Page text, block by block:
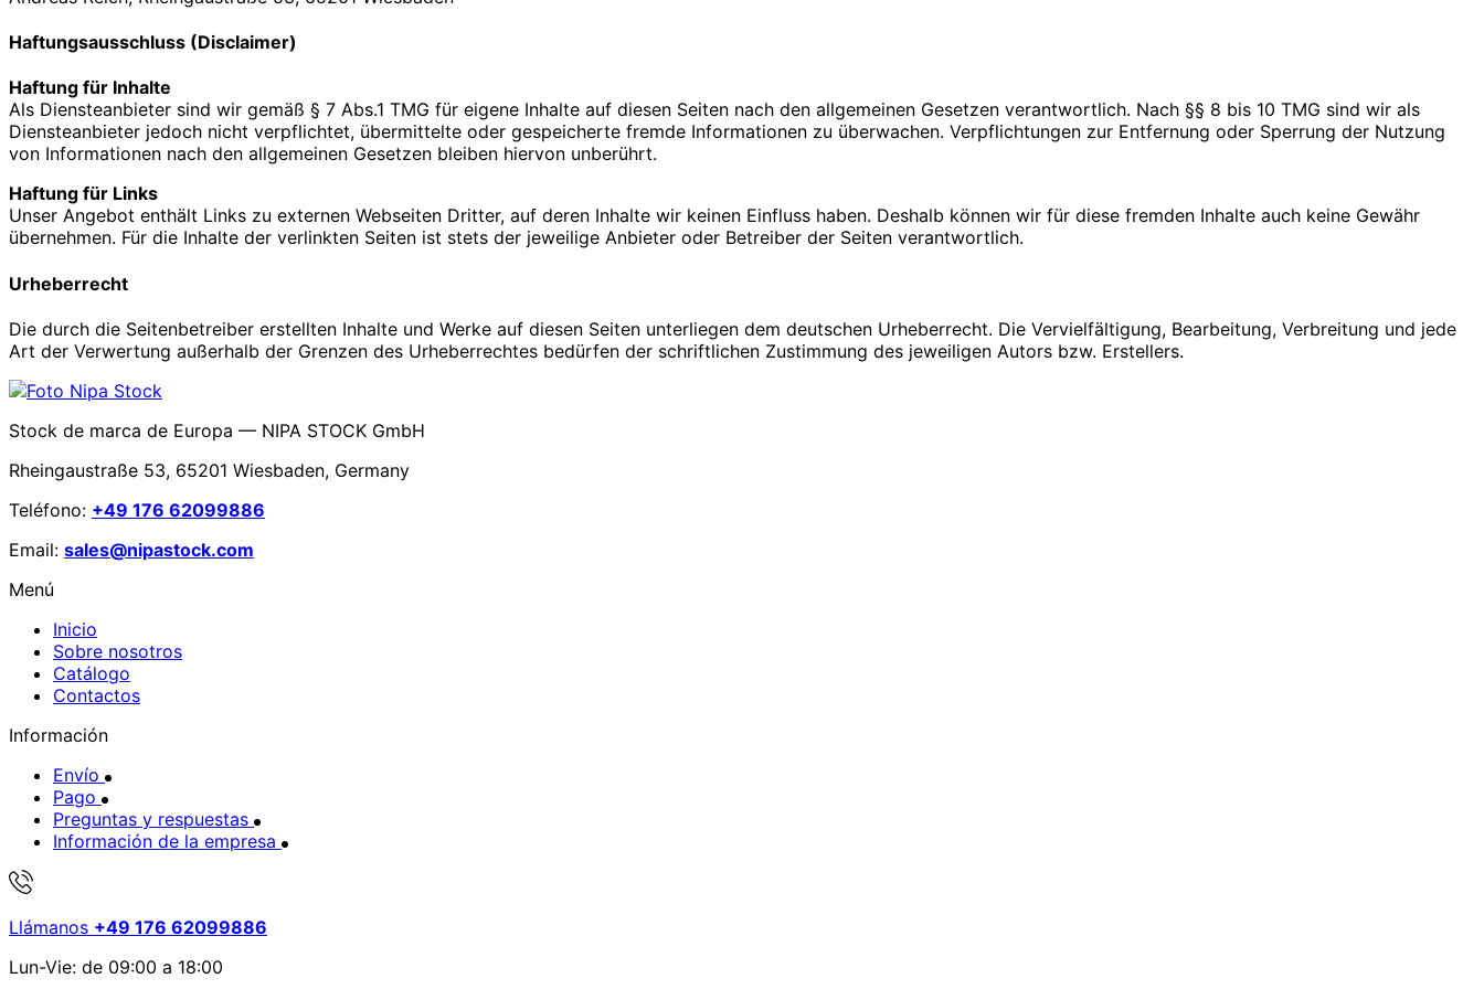
Haftungsausschluss (Disclaimer)
Haftung für Inhalte
Als Diensteanbieter sind wir gemäß § 7 Abs.1 TMG für eigene Inhalte auf diesen Seiten nach den allgemeinen Gesetzen verantwortlich. Nach §§ 8 bis 10 TMG sind wir als
Diensteanbieter jedoch nicht verpflichtet, übermittelte oder gespeicherte fremde Informationen zu überwachen. Verpflichtungen zur Entfernung oder Sperrung der Nutzung
von Informationen nach den allgemeinen Gesetzen bleiben hiervon unberührt.
Haftung für Links
Unser Angebot enthält Links zu externen Webseiten Dritter, auf deren Inhalte wir keinen Einfluss haben. Deshalb können wir für diese fremden Inhalte auch keine Gewähr
übernehmen. Für die Inhalte der verlinkten Seiten ist stets der jeweilige Anbieter oder Betreiber der Seiten verantwortlich.
Urheberrecht
Die durch die Seitenbetreiber erstellten Inhalte und Werke auf diesen Seiten unterliegen dem deutschen Urheberrecht. Die Vervielfältigung, Bearbeitung, Verbreitung und jede
Art der Verwertung außerhalb der Grenzen des Urheberrechtes bedürfen der schriftlichen Zustimmung des jeweiligen Autors bzw. Erstellers.
Stock de marca de Europa — NIPA STOCK GmbH
Rheingaustraße 53, 65201 Wiesbaden, Germany
Teléfono: +49 176 62099886
Email: sales@nipastock.com
Menú
Inicio
Sobre nosotros
Catálogo
Contactos
Información
Envío
Pago
Preguntas y respuestas
Información de la empresa
Llámanos +49 176 62099886
Lun-Vie: de 09:00 a 18:00